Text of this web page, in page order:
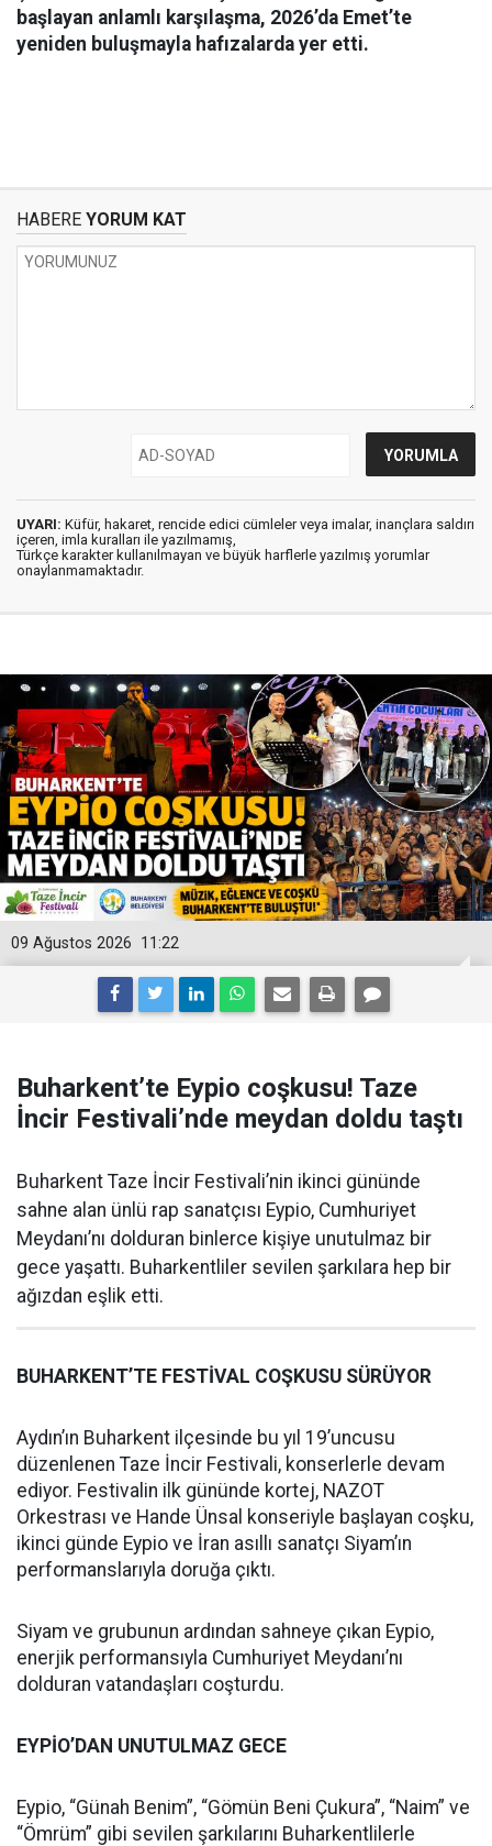
başlayan anlamlı karşılaşma, 2026’da Emet’te
yeniden buluşmayla hafızalarda yer etti.
HABERE YORUM KAT
UYARI: Küfür, hakaret, rencide edici cümleler veya imalar, inançlara saldırı
içeren, imla kuralları ile yazılmamış,
Türkçe karakter kullanılmayan ve büyük harflerle yazılmış yorumlar
onaylanmamaktadır.
11:22
09 Ağustos 2026
Buharkent’te Eypio coşkusu! Taze
İncir Festivali’nde meydan doldu taştı
Buharkent Taze İncir Festivali’nin ikinci gününde
sahne alan ünlü rap sanatçısı Eypio, Cumhuriyet
Meydanı’nı dolduran binlerce kişiye unutulmaz bir
gece yaşattı. Buharkentliler sevilen şarkılara hep bir
ağızdan eşlik etti.
BUHARKENT’TE FESTİVAL COŞKUSU SÜRÜYOR
Aydın’ın Buharkent ilçesinde bu yıl 19’uncusu
düzenlenen Taze İncir Festivali, konserlerle devam
ediyor. Festivalin ilk gününde kortej, NAZOT
Orkestrası ve Hande Ünsal konseriyle başlayan coşku,
ikinci günde Eypio ve İran asıllı sanatçı Siyam’ın
performanslarıyla doruğa çıktı.
Siyam ve grubunun ardından sahneye çıkan Eypio,
enerjik performansıyla Cumhuriyet Meydanı’nı
dolduran vatandaşları coşturdu.
EYPİO’DAN UNUTULMAZ GECE
Eypio, “Günah Benim”, “Gömün Beni Çukura”, “Naim” ve
“Ömrüm” gibi sevilen şarkılarını Buharkentlilerle